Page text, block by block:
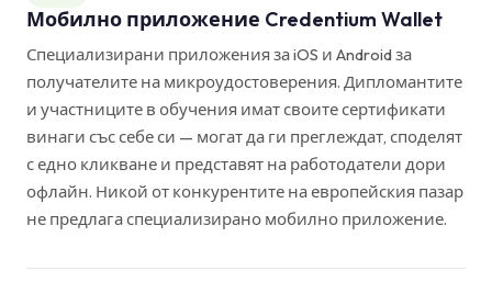
Мобилно приложение Credentium Wallet
Специализирани приложения за iOS и Android за
получателите на микроудостоверения. Дипломантите
и участниците в обучения имат своите сертификати
винаги със себе си — могат да ги преглеждат, споделят
с едно кликване и представят на работодатели дори
офлайн. Никой от конкурентите на европейския пазар
не предлага специализирано мобилно приложение.